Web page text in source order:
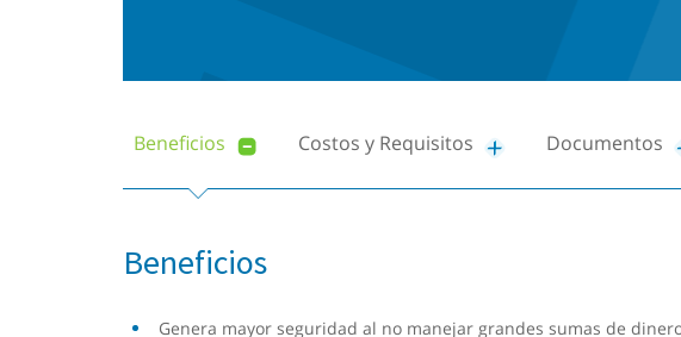
Beneficios Costos y Requisitos Documentos
Beneficios
Genera mayor seguridad al no manejar grandes sumas de